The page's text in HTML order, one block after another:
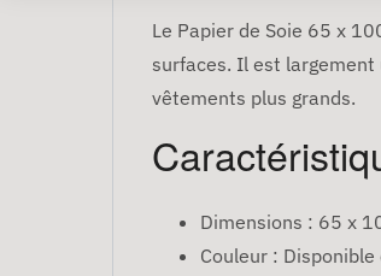
Le Papier de Soie 65 x
surfaces. Il est largement
vêtements plus grands.
Dimensions : 65 x
Couleur :